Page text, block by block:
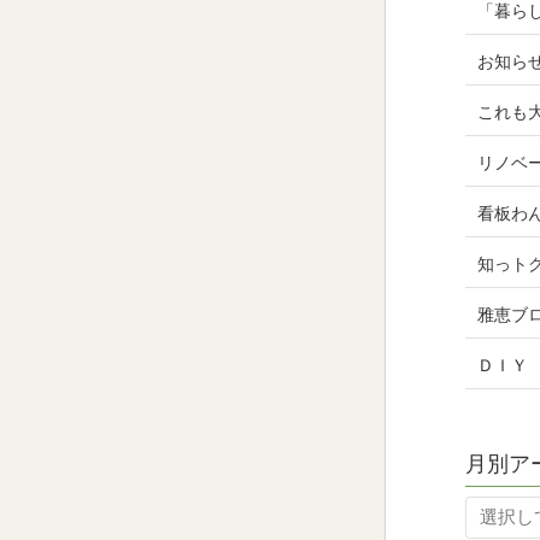
「暮
お知ら
これも
リノベ
看板わ
知っト
雅恵ブ
ＤＩＹ
月別ア